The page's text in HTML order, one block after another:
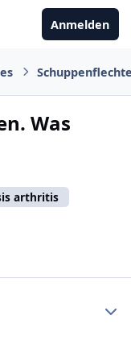
Anmelden
Was
arthritis